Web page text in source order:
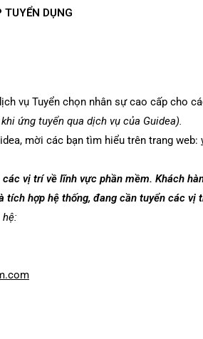
DỤNG
vụ Tuyển chọn nhân sự cao cấp cho
ứng tuyển qua dịch vụ của Guidea).
mời các bạn tìm hiểu trên trang web:
vị trí về lĩnh vực phần mềm. Khách
tích hợp hệ thống, đang cần tuyển các vị